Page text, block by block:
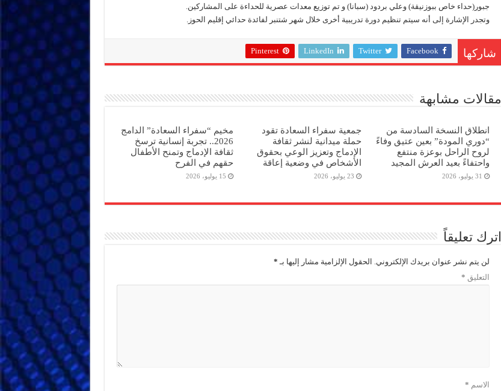
جبور(حداء خاص ببوزنيقة) وعلي بردود (سبانا) و تم توزيع معدات عصرية للحداءة على المشاركين.
وتجدر الإشارة إلى أنه سيتم تنظيم دورة تدريبية أخرى خلال شهر شتنبر لفائدة حدائي إقليم الحوز.
شاركها Facebook
Twitter
LinkedIn
Pinterest
مقالات مشابهة
انطلاق النسخة السادسة من
“دوري المودة” بعين عتيق وفاءً
لروح الراحل بوعزة منتفع
واحتفاءً بعيد العرش المجيد
31 يوليو، 2026
جمعية سفراء السعادة تقود
حملة ميدانية لنشر ثقافة
الإدماج وتعزيز الوعي بحقوق
الأشخاص في وضعية إعاقة
23 يوليو، 2026
مخيم “سفراء السعادة” الدامج
2026.. تجربة إنسانية ترسخ
ثقافة الإدماج وتمنح الأطفال
حقهم في الفرح
15 يوليو، 2026
اترك تعليقاً
لن يتم نشر عنوان بريدك الإلكتروني. الحقول الإلزامية مشار إليها بـ *
التعليق *
الاسم *